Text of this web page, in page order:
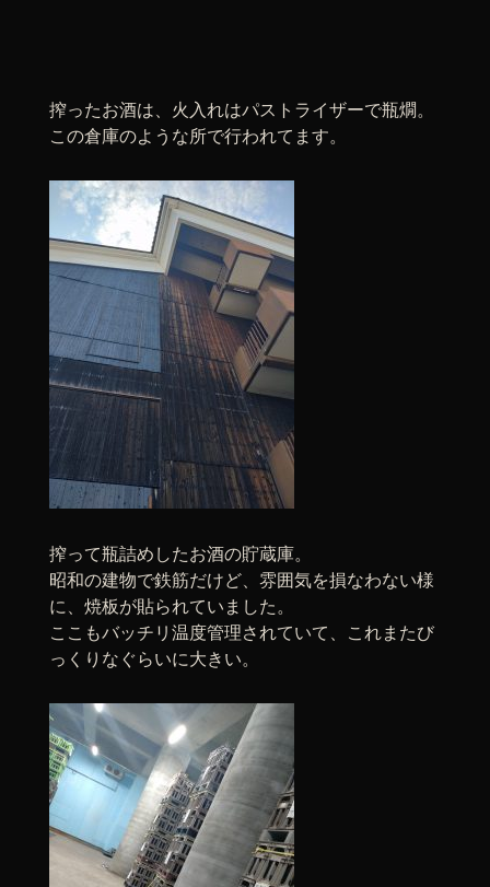
搾ったお酒は、火入れはパストライザーで瓶燗。
この倉庫のような所で行われてます。
搾って瓶詰めしたお酒の貯蔵庫。
昭和の建物で鉄筋だけど、雰囲気を損なわない様
に、焼板が貼られていました。
ここもバッチリ温度管理されていて、これまたび
っくりなぐらいに大きい。